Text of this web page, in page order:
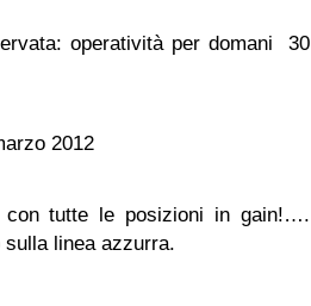
operatività per domani 30
2012
con tutte le posizioni in gain!….
linea azzurra.